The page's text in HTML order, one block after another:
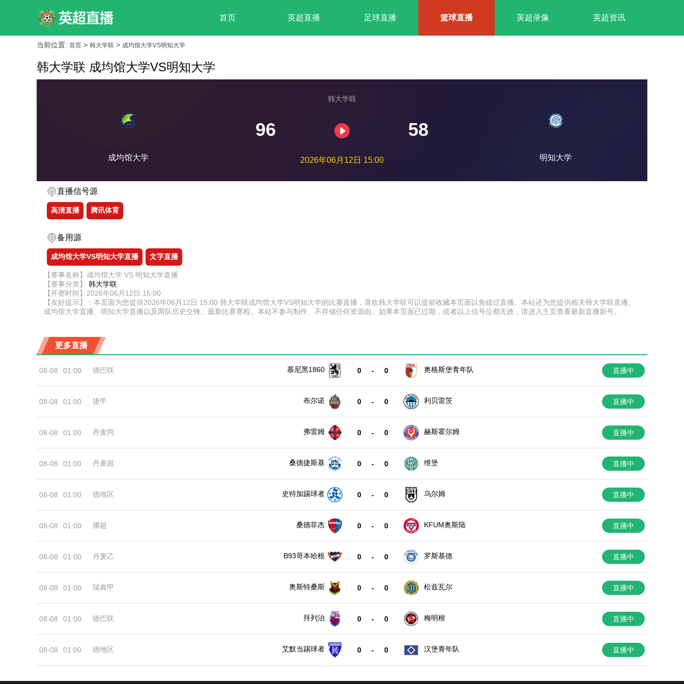
首页 英超直播 足球直播 篮球直播 英超录像 英超资讯
当前位置: 首页 > 韩大学联 > 成均馆大学VS明知大学
韩大学联 成均馆大学VS明知大学
成均馆大学
韩大学联
96 58
2026年06月12日 15:00 明知大学
直播信号源
高清直播 腾讯体育
备用源
成均馆大学VS明知大学直播 文字直播
【赛事名称】成均馆大学 VS 明知大学直播
【赛事分类】 韩大学联
【开赛时间】2026年06月12日 15:00
【友好提示】：本页面为您提供2026年06月12日 15:00 韩大学联成均馆大学VS明知大学的比赛直播，喜欢韩大学联可以提前收藏本页面以免错过直播。本站还为您提供相关韩大学联直播、
成均馆大学直播、明知大学直播以及两队历史交锋、最新比赛赛程。本站不参与制作、不存储任何资源由。如果本页面已过期，或者以上信号位都无效，请进入主页查看最新直播新号。
更多直播
08-08 01:00 德巴联 慕尼黑1860 0 - 0 奥格斯堡青年队 直播中
08-08 01:00 捷甲 布尔诺 0 - 0 利贝雷茨 直播中
08-08 01:00 丹麦丙 弗雷姆 0 - 0 赫斯霍尔姆 直播中
08-08 01:00 丹麦超 桑德捷斯基 0 - 0 维堡 直播中
08-08 01:00 德地区 史特加踢球者 0 - 0 乌尔姆 直播中
08-08 01:00 挪超 桑德菲杰 0 - 0 KFUM奥斯陆 直播中
08-08 01:00 丹麦乙 B93哥本哈根 0 - 0 罗斯基德 直播中
08-08 01:00 瑞典甲 奥斯特桑斯 0 - 0 松兹瓦尔 直播中
08-08 01:00 德巴联 拜列治 0 - 0 梅明根 直播中
08-08 01:00 德地区 艾默当踢球者 0 - 0 汉堡青年队 直播中